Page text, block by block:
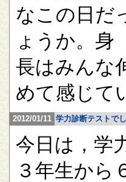
なこの日だ
ょうか。身
長はみんな
めて感じて
2012/01/11 学力診断テストで
今日は，学
３年生から